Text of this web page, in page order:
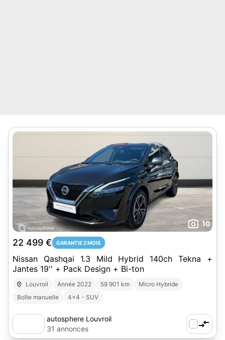
10
22 499 € GARANTIE 2 MOIS
Nissan Qashqai 1.3 Mild Hybrid 140ch Tekna +
Jantes 19'' + Pack Design + Bi-ton
Louvroil Année 2022 59 901 km
Micro Hybride
Boîte manuelle
4x4 - SUV
autosphere Louvroil
31 annonces